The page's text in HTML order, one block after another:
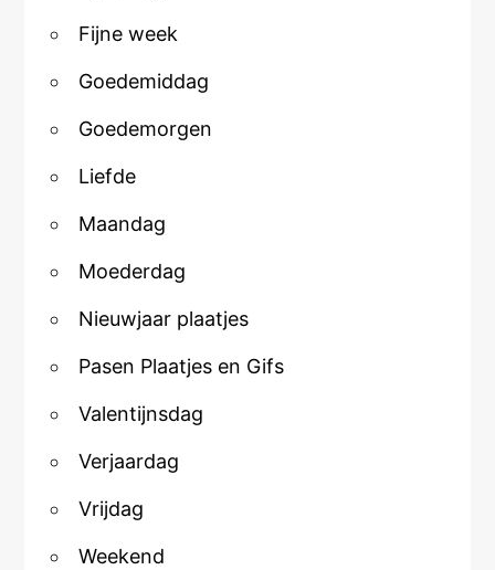
Fijne week
Goedemiddag
Goedemorgen
Liefde
Maandag
Moederdag
Nieuwjaar plaatjes
Pasen Plaatjes en Gifs
Valentijnsdag
Verjaardag
Vrijdag
Weekend